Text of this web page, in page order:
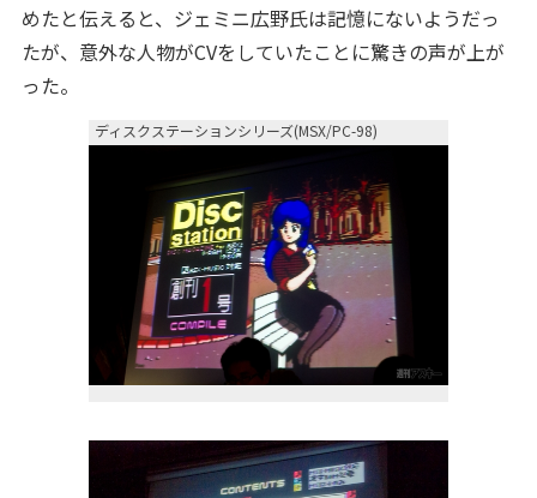
めたと伝えると、ジェミニ広野氏は記憶にないようだっ
たが、意外な人物がCVをしていたことに驚きの声が上が
った。
ディスクステーションシリーズ(MSX/PC-98)